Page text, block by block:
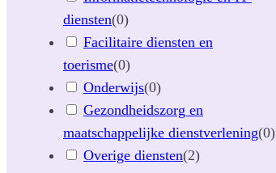
diensten(0)
Facilitaire diensten en
toerisme(0)
Onderwijs(0)
Gezondheidszorg en
maatschappelijke dienstverlening(0)
Overige diensten(2)